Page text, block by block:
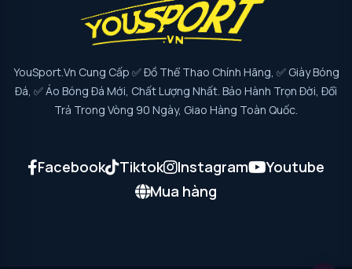
YouSport.vn Cung Cấp ✅ Đồ Thể Thao Chính Hãng, ✅ Giày Bóng
Đá, ✅ Áo Bóng Đá Mới, Chất Lượng Nhất. Bảo Hành Trọn Đời, Đổi
Trả Trong Vòng 90 Ngày, Giao Hàng Toàn Quốc.
Facebook Tiktok Instagram
Youtube
Mua hàng